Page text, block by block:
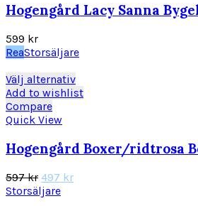
varianter.
alternativen
kan
väljas
på
produktsidan
Hogengård Lacy Sanna
599 kr
ReaStorsäljare
Välj alternativDen
här
varianter.
De
Add to wishlist
Compare
Quick View
Hogengård Boxer/ridtrosa
597kr Det
ursprungliga
497 krDet
Storsäljare